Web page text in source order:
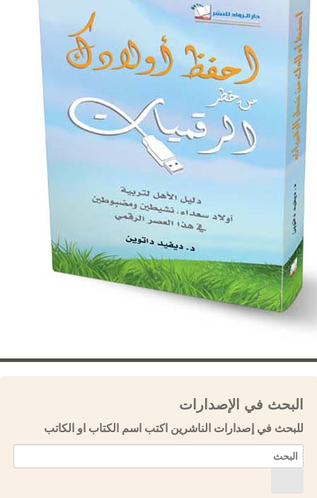
البحث في الإصدارات
للبحث في إصدارات الناشرين اكتب اسم الكتاب او الكاتب